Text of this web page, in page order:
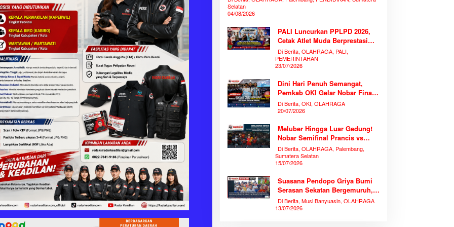
Selatan
04/08/2026
PALI Luncurkan PPLPD 2026,
Cetak Atlet Muda Berprestasi
Tanpa Mengorbankan
Pendidikan
Di Berita, OLAHRAGA, PALI,
PEMERINTAHAN
23/07/2026
Dini Hari Penuh Semangat,
Pemkab OKI Gelar Nobar Final
Piala Dunia 2026 Bersama
Ribuan Warga
Di Berita, OKI, OLAHRAGA
20/07/2026
Meluber Hingga Luar Gedung!
Nobar Semifinal Prancis vs
Spanyol di TVRI Sumsel
Memecahkan Rekor Antusiasme
Di Berita, OLAHRAGA, Palembang,
Sumatera Selatan
15/07/2026
Suasana Pendopo Griya Bumi
Serasan Sekatan Bergemuruh,
Bupati Muba Bersama Ribuan
Warga Nobar Laga Bersejarah
Di Berita, Musi Banyuasin, OLAHRAGA
13/07/2026